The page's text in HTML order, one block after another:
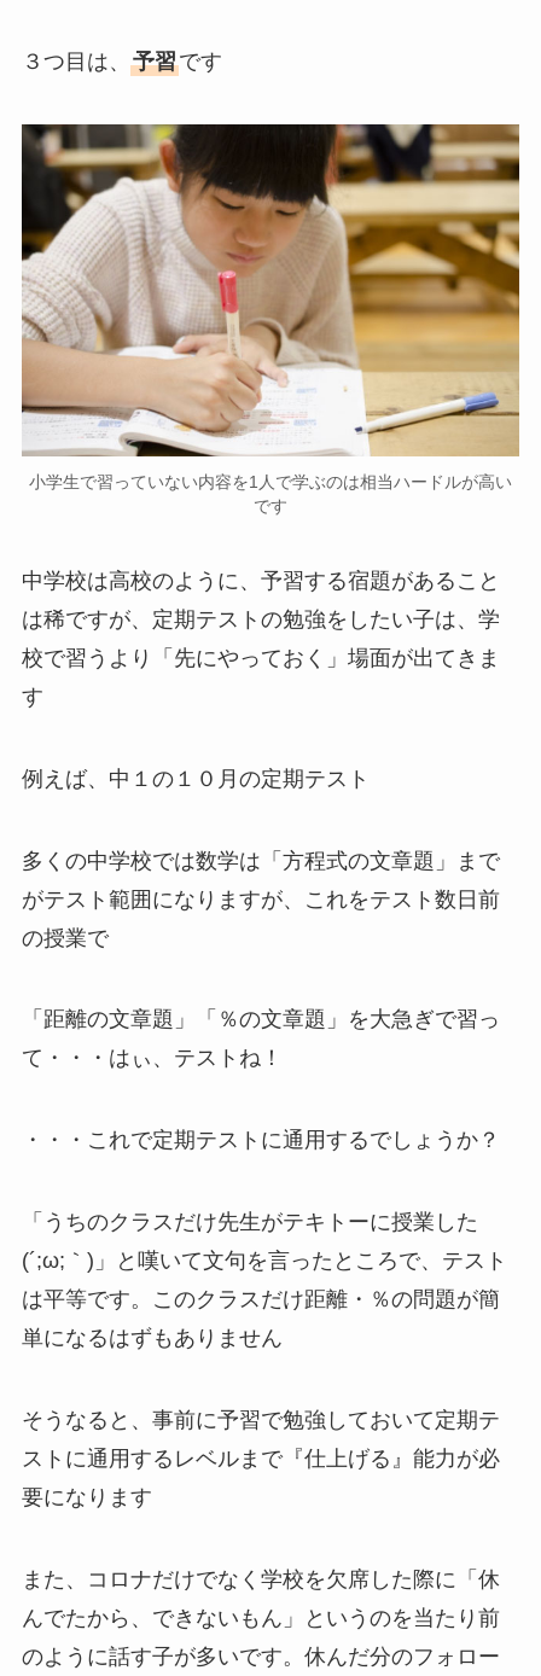
３つ目は、 予習です
小学生で習っていない内容を1人で学ぶのは相当ハードルが高い
です
中学校は高校のように、予習する宿題があること
は稀ですが、定期テストの勉強をしたい子は、学
校で習うより「先にやっておく」場面が出てきま
す
例えば、中１の１０月の定期テスト
多くの中学校では数学は「方程式の文章題」まで
がテスト範囲になりますが、これをテスト数日前
の授業で
「距離の文章題」「％の文章題」を大急ぎで習っ
て・・・はぃ、テストね！
・・・これで定期テストに通用するでしょうか？
「うちのクラスだけ先生がテキトーに授業した
(´;ω;｀)」と嘆いて文句を言ったところで、テスト
は平等です。このクラスだけ距離・％の問題が簡
単になるはずもありません
そうなると、事前に予習で勉強しておいて定期テ
ストに通用するレベルまで『仕上げる』能力が必
要になります
また、コロナだけでなく学校を欠席した際に「休
んでたから、できないもん」というのを当たり前
のように話す子が多いです。休んだ分のフォロー